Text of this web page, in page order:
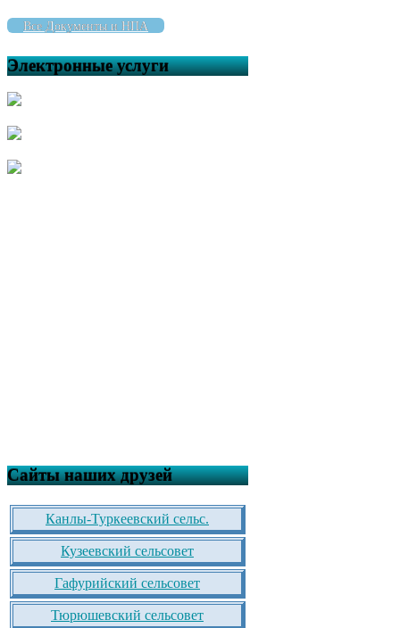
Все Документы и НПА
Электронные услуги
Сайты наших друзей
Канлы-Туркеевский сельс.
Кузеевский сельсовет
Гафурийский сельсовет
Тюрюшевский сельсовет